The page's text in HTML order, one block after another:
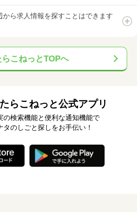
から求人情報を探すことはできます
らこねっとTOPへ
らこねっと公式アプリ
の検索機能と便利な通知機能で
タのしごと探しをお手伝い！